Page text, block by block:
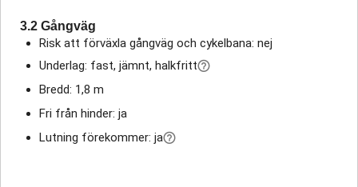
3.2 Gångväg
Risk att förväxla gångväg och cykelbana: nej
Underlag: fast, jämnt, halkfritt
Bredd: 1,8 m
Fri från hinder: ja
Lutning förekommer: ja